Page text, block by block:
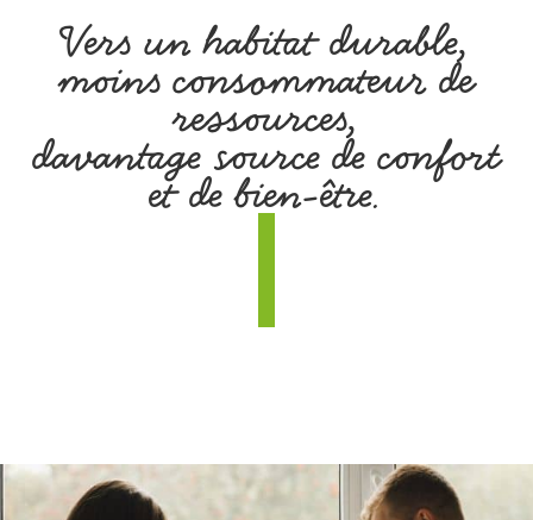
Vers un habitat durable,
moins consommateur de
ressources,
davantage source de confort
et de bien-être.